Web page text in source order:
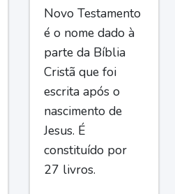
Novo Testamento
é o nome dado à
parte da Bíblia
Cristã que foi
escrita após o
nascimento de
Jesus. É
constituído por
27 livros.